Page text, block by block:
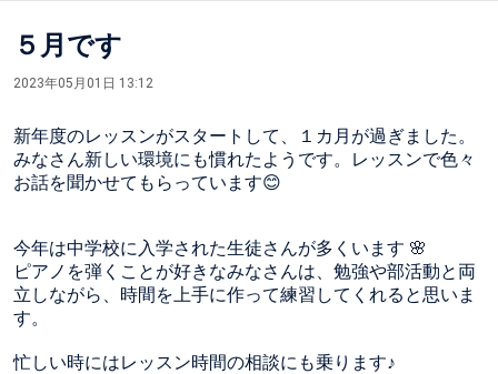
５月です
2023年05月01日 13:12
新年度のレッスンがスタートして、１カ月が過ぎました。
みなさん新しい環境にも慣れたようです。レッスンで色々
お話を聞かせてもらっています😊
今年は中学校に入学された生徒さんが多くいます 🌸
ピアノを弾くことが好きなみなさんは、勉強や部活動と両
立しながら、時間を上手に作って練習してくれると思いま
す。
忙しい時にはレッスン時間の相談にも乗ります♪